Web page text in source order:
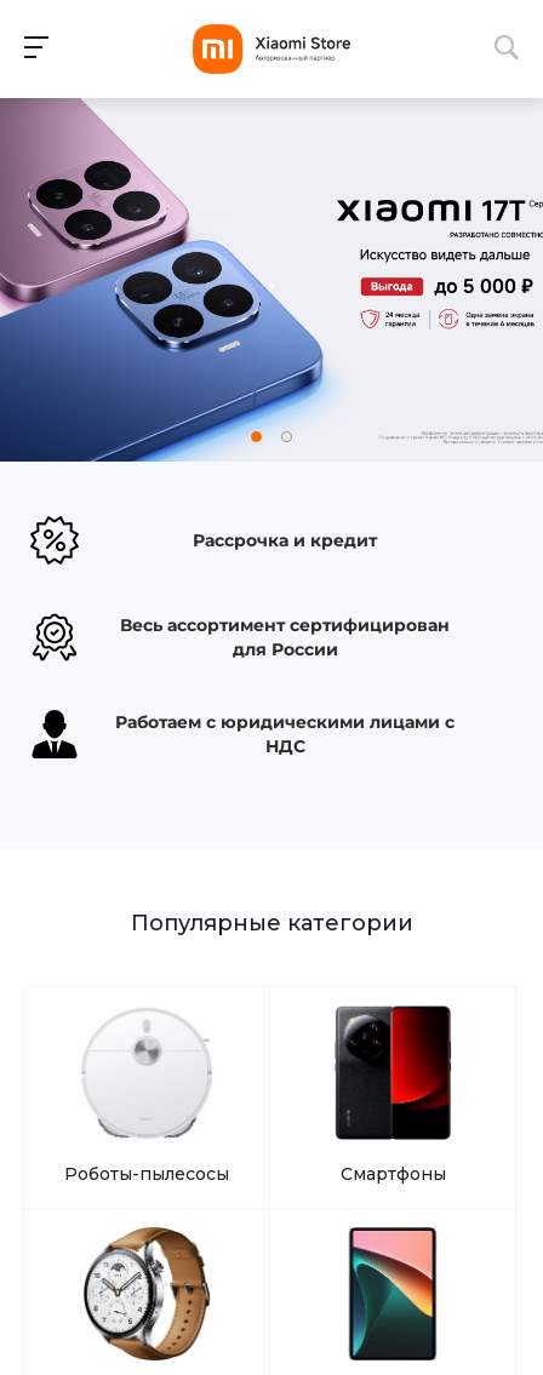
Для клиентов всех банков
Разбейте
оплатуна части
без переплат
% картой любого банка
списыватьсяс вашей карты
Подробнее
об оплате Плайтом
раз в 2
недели
Остались вопросы?
8 800 302-02-51
Рассрочка и кредит
Весь ассортимент сертифицирован
для России
Работаем с юридическими лицами с
НДС
Популярные категории
Роботы-пылесосы Смартфоны